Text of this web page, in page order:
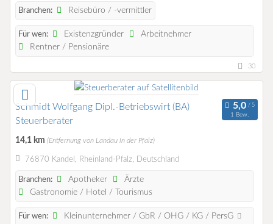
Branchen: Reisebüro / -vermittler
Für wen: Existenzgründer
Arbeitnehmer
Rentner / Pensionäre
30
Schmidt Wolfgang Dipl.-Betriebswirt (BA)
Steuerberater
1 Bew.
14,1 km (Entfernung von Landau in der Pfalz)
76870 Kandel, Rheinland-Pfalz, Deutschland
Branchen: Apotheker
Ärzte
Gastronomie / Hotel / Tourismus
Für wen:
Kleinunternehmer / GbR / OHG / KG / PersG